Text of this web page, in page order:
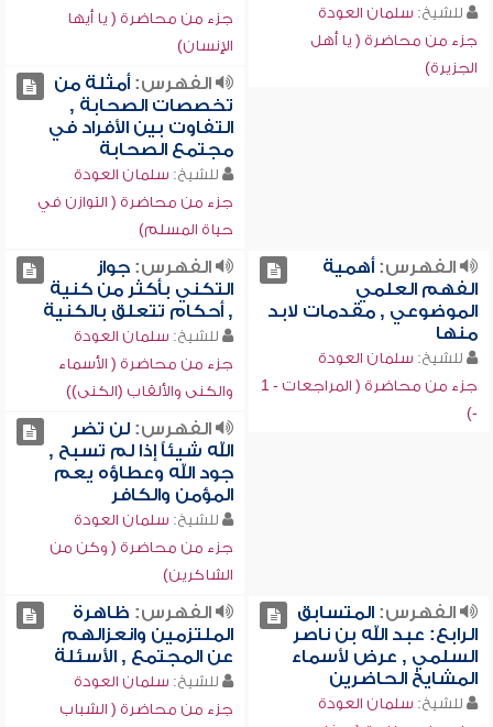
للشيخ: سلمان العودة
جزء من محاضرة ( يا أهل
الجزيرة)
جزء من محاضرة ( يا أيها
الإنسان)
الفهرس:أمثلة من
تخصصات الصحابة ,
التفاوت بين الأفراد في
مجتمع الصحابة
للشيخ: سلمان العودة
جزء من محاضرة ( التوازن في
حياة المسلم)
الفهرس:أهمية
الفهم العلمي
الموضوعي , مقدمات لابد
منها
للشيخ: سلمان العودة
جزء من محاضرة ( المراجعات - 1
-)
الفهرس:جواز
التكني بأكثر من كنية
, أحكام تتعلق بالكنية
للشيخ: سلمان العودة
جزء من محاضرة ( الأسماء
والكنى والألقاب (الكنى))
الفهرس:لن تضر
الله شيئاًَ إذا لم تسبح ,
جود الله وعطاؤه يعم
المؤمن والكافر
للشيخ: سلمان العودة
جزء من محاضرة ( وكن من
الشاكرين)
الفهرس:المتسابق
الرابع: عبد الله بن ناصر
السلمي , عرض لأسماء
المشايخ الحاضرين
للشيخ: سلمان العودة
الفهرس: ظاهرة
الملتزمين وانعزالهم
عن المجتمع , الأسئلة
للشيخ: سلمان العودة
جزء من محاضرة ( الشباب